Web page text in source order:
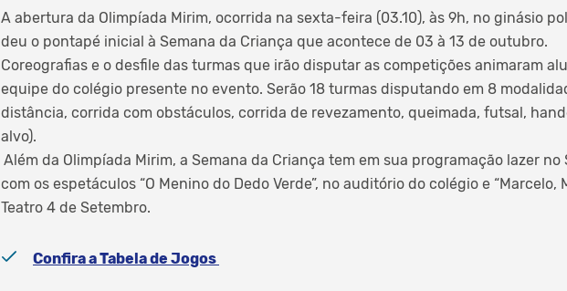
A abertura da Olimpíada Mirim, ocorrida na sexta-feira (03.10), às 9h, no ginásio
deu o pontapé inicial à Semana da Criança que acontece de 03 à 13 de outubro.
Coreografias e o desfile das turmas que irão disputar as competições animaram
equipe do colégio presente no evento. Serão 18 turmas disputando em 8
distância, corrida com obstáculos, corrida de revezamento, queimada, futsal,
alvo).
Além da Olimpíada Mirim, a Semana da Criança tem em sua programação lazer
com os espetáculos “O Menino do Dedo Verde”, no auditório do colégio e “Marcelo,
Teatro 4 de Setembro.
Confira a Tabela de Jogos